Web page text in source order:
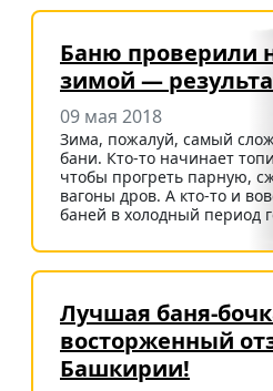
Баню проверили
зимой —
09 мая 2018
Зима, пожалуй, самый
бани. Кто-то начинает
чтобы прогреть парную,
вагоны дров. А кто-то и
баней в холодный период
Лучшая баня-
восторженный
Башкирии!